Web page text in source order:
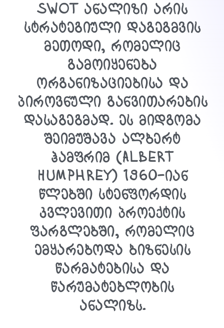
SWOT ანალიზიარის
სტრატეგიული დაგეგმვის
მეთოდი, რომელიც
გამოიყენება
ორგანიზაციებისა და
პიროვნული განვითარების
დასაგეგმად. ეს მიდგომა
შეიმუშავა ალბერტ
ჰამფრიმ (Albert
Humphrey)1960-იან
წლებში სტენფორდის
კვლევითი პროექტის
ფარგლებში, რომელიც
ემყარებოდა ბიზნესის
წარმატებისა და
წარუმატებლობის
ანალიზს.